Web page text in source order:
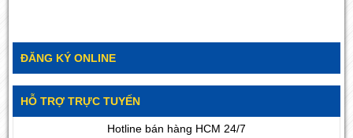
ĐĂNG KÝ ONLINE
HỖ TRỢ TRỰC TUYẾN
Hotline bán hàng HCM 24/7